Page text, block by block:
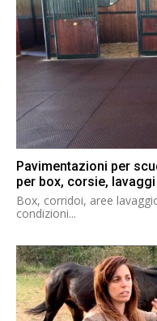
Pavimentazioni per
per box, corsie,
Box, corridoi, aree
condizioni...